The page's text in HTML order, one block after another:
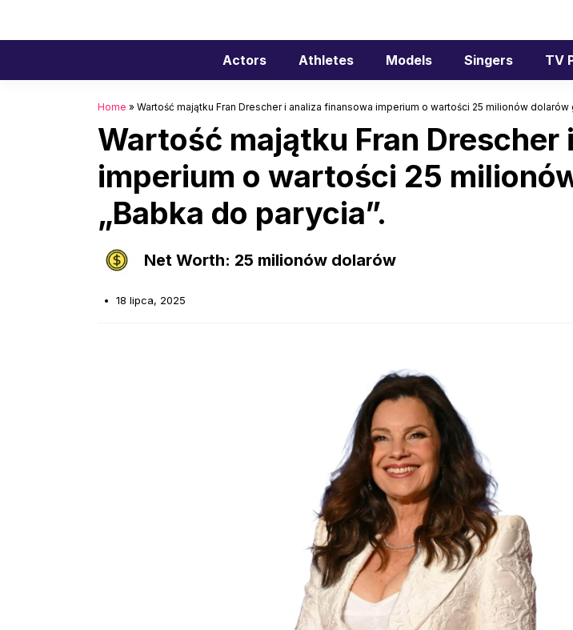
Actors Athletes Models Singers TV
Home » Wartość majątku Fran Drescher i analiza finansowa imperium o wartości 25 milionów dolarów
Wartość majątku Fran Drescher
imperium o wartości 25
„Babka do parycia”.
Net Worth: 25 milionów dolarów
18 lipca, 2025